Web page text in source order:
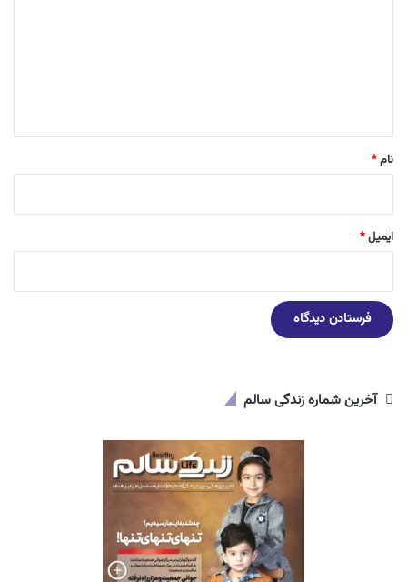
نام*
ایمیل*
آخرین شماره زندگی سالم